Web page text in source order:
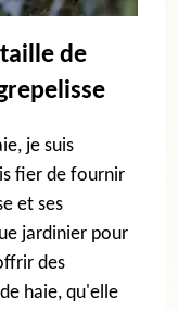
de
je suis
fier de fournir
et ses
jardinier pour
des
haie, qu'elle